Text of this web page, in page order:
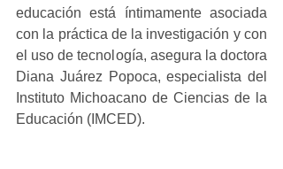
educación está íntimamente asociada
con la práctica de la investigación y con
el uso de tecnología, asegura la doctora
Diana Juárez Popoca, especialista del
Instituto Michoacano de Ciencias de la
Educación (IMCED).